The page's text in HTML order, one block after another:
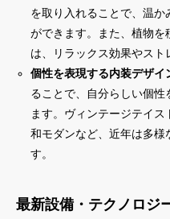
を取り入れることで、温か
ができます。また、植物
は、リラックス効果やスト
個性を表現する内装デザイ
ることで、自分らしい個性
ます。ヴィンテージテイス
和モダンなど、近年は多様
す。
最新設備・テクノロジ